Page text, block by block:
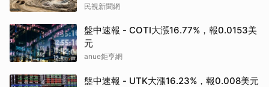
民視新聞網
盤中速報 - COTI大漲16.77%，報0.0153美
元
anue鉅亨網
盤中速報 - UTK大漲16.23%，報0.008美元